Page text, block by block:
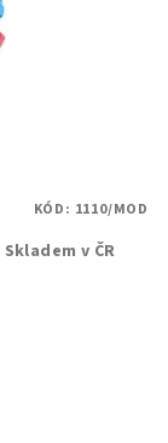
Skladem v ČR
KÓD: 1110/MOD